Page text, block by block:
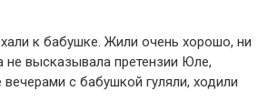
к бабушке. Жили очень хорошо, ни
не высказывала претензии Юле,
с бабушкой гуляли, ходили